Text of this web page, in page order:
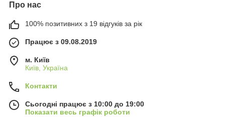
Про нас
100% позитивних з 19 відгуків за рік
Працює з 09.08.2019
м. Київ
Київ, Україна
Контакти
Сьогодні працює з 10:00 до 19:00
Показати весь графік роботи